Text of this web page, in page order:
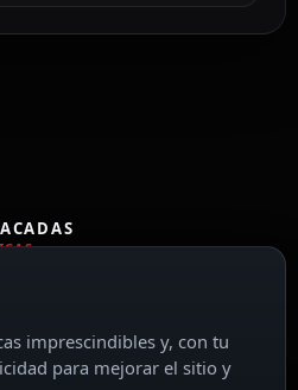
imprescindibles y, con tu
para mejorar el sitio y